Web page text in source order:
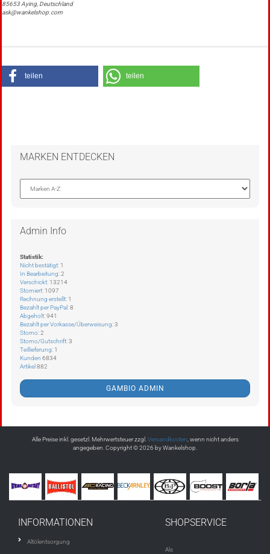
85653 Aying, Deutschland
ask@wankelshop.com
teilen teilen
MARKEN ENTDECKEN
Admin Info
Statistik:
Nicht bestätigt: 1
In Bearbeitung: 2
Verschickt: 13214
Storniert: 1097
Rechnung erstellt: 1
Bezahlt per PayPal: 8
Abgeholt: 941
Bezahlt per Vorkasse/Überweisung: 3
Storno: 2
Storno/Gutschrift: 3
Teillieferung: 1
Kunden 6834
Artikel 882
GAMBIO ADMIN
Alle Preise inkl. gesetzl. Mehrwertsteuer zzgl. Versandkosten , wenn nicht anders
angegeben. Copyright © 2026 by Wankelshop.
INFORMATIONEN
Altölentsorgung
SHOPSERVICE
Als